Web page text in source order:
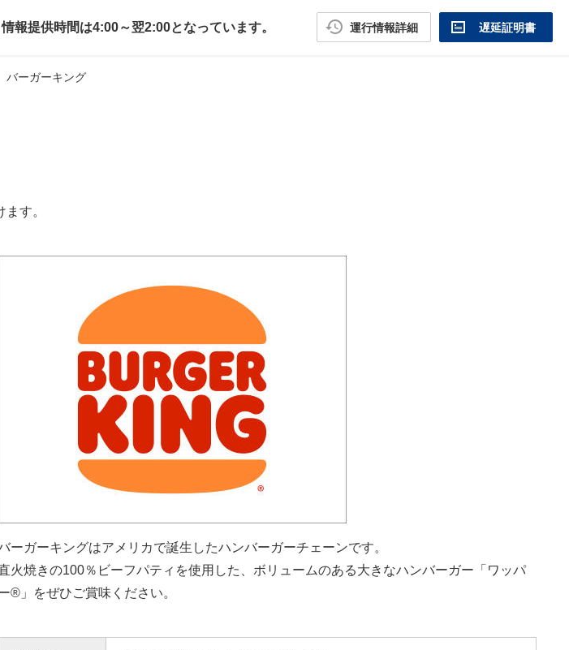
情報提供時間は4:00～翌2:00となっています。 運行情報詳細 遅延証明書
バーガーキング
す。
ーガーキングはアメリカで誕生したハンバーガーチェーンです。
火焼きの100％ビーフパティを使用した、ボリュームのある大きなハンバーガー「ワッパ
®」をぜひご賞味ください。